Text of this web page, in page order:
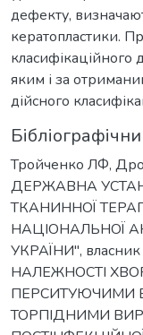
дефекту,
кератопластики.
класифікаційного
яким і за
дійсного
Тройченко ЛФ,
ДЕРЖАВНА
ТКАНИННОЇ
НАЦІОНАЛЬНОЇ
УКРАЇНИ",
НАЛЕЖНОСТІ
ПЕРСИТУЮЧИМИ
ТОРПІДНИМИ